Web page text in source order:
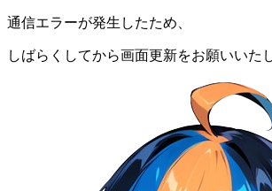
通信エラーが発生したため、
しばらくしてから画面更新をお願いいた